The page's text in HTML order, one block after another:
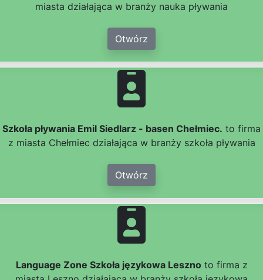
miasta działająca w branży nauka pływania
Otwórz
Szkoła pływania Emil Siedlarz - basen Chełmiec. to firma
z miasta Chełmiec działająca w branży szkoła pływania
Otwórz
Language Zone Szkoła językowa Leszno to firma z